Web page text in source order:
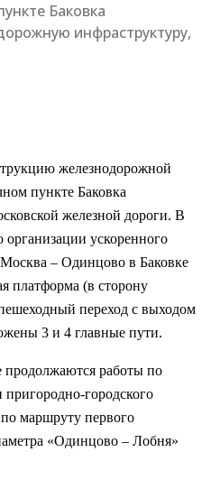
Баковка
инфраструктуру,
железнодорожной
пункте Баковка
железной дороги. В
организации ускоренного
– Одинцово в Баковке
платформа (в сторону
переход с выходом
3 и 4 главные пути.
продолжаются работы по
городского
маршруту первого
«Одинцово – Лобня»